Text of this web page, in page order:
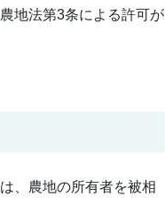
地法第3条による許可が
、農地の所有者を被相